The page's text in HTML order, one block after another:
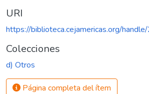
URI
https://biblioteca.cejamericas.org/
Colecciones
d) Otros
Página completa del ítem